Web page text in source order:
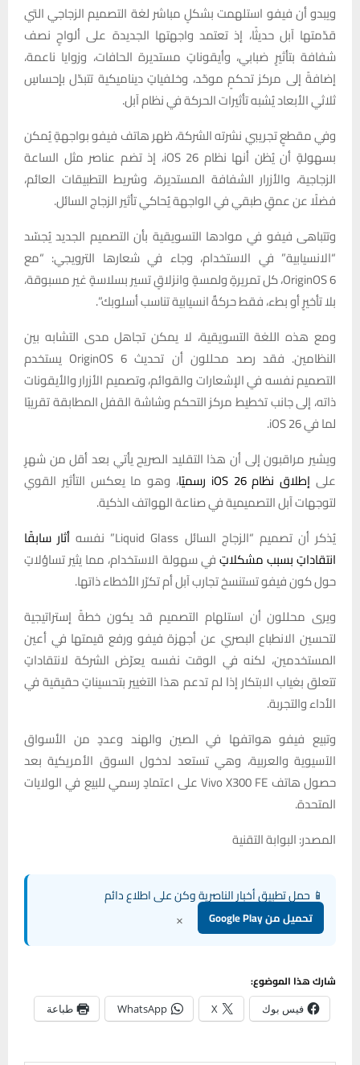
ويبدو أن فيفو استلهمت بشكلٍ مباشر لغة التصميم الزجاجي التي
قدّمتها آبل حديثًا، إذ تعتمد واجهتها الجديدة على ألواحٍ نصف
شفافة بتأثيرٍ ضبابي، وأيقوناتٍ مستديرة الحافات، وزوايا ناعمة،
إضافةً إلى مركز تحكمٍ موحّد، وخلفياتٍ ديناميكية تتبدّل بإحساسٍ
ثلاثي الأبعاد يُشبه تأثيرات الحركة في نظام آبل.
وفي مقطعٍ تجريبي نشرته الشركة، ظهر هاتف فيفو بواجهةٍ يُمكن
بسهولةٍ أن يُظن أنها نظام iOS 26، إذ تضم عناصر مثل الساعة
الزجاجية، والأزرار الشفافة المستديرة، وشريط التطبيقات العائم،
فضلًا عن عمقٍ طبقي في الواجهة يُحاكي تأثير الزجاج السائل.
وتتباهى فيفو في موادها التسويقية بأن التصميم الجديد يُجسّد
“الانسيابية” في الاستخدام، وجاء في شعارها الترويجي: “مع
OriginOS 6، كل تمريرةٍ ولمسةٍ وانزلاقٍ تسير بسلاسةٍ غير مسبوقة،
بلا تأخيرٍ أو بطء، فقط حركةٌ انسيابية تناسب أسلوبك”.
ومع هذه اللغة التسويقية، لا يمكن تجاهل مدى التشابه بين
النظامين. فقد رصد محللون أن تحديث OriginOS 6 يستخدم
التصميم نفسه في الإشعارات والقوائم، وتصميم الأزرار والأيقونات
ذاته، إلى جانب تخطيط مركز التحكم وشاشة القفل المطابقة تقريبًا
لما في iOS 26.
ويشير مراقبون إلى أن هذا التقليد الصريح يأتي بعد أقل من شهرٍ
على إطلاق نظام iOS 26 رسميًا
، وهو ما يعكس التأثير القوي
لتوجهات آبل التصميمية في صناعة الهواتف الذكية.
يُذكر أن تصميم “الزجاج السائل Liquid Glass” نفسه
أثار سابقًا
انتقاداتٍ بسبب مشكلاتٍفي سهولة الاستخدام، مما يثير تساؤلاتٍ
حول كون فيفو تستنسخ تجارب آبل أم تكرّر الأخطاء ذاتها.
ويرى محللون أن استلهام التصميم قد يكون خطةً إستراتيجية
لتحسين الانطباع البصري عن أجهزة فيفو ورفع قيمتها في أعين
المستخدمين، لكنه في الوقت نفسه يعرّض الشركة لانتقاداتٍ
تتعلق بغياب الابتكار إذا لم تدعم هذا التغيير بتحسيناتٍ حقيقية في
الأداء والتجربة.
وتبيع فيفو هواتفها في الصين والهند وعددٍ من الأسواق
الآسيوية والعربية، وهي تستعد لدخول السوق الأمريكية بعد
حصول هاتف Vivo X300 FE على اعتمادٍ رسمي للبيع في الولايات
المتحدة.
المصدر: البوابة التقنية
📱 حمل تطبيق أخبار الناصرية وكن على اطلاع دائم
تحميل من Google Play ×
شارك هذا الموضوع:
فيس بوك X
WhatsApp طباعة